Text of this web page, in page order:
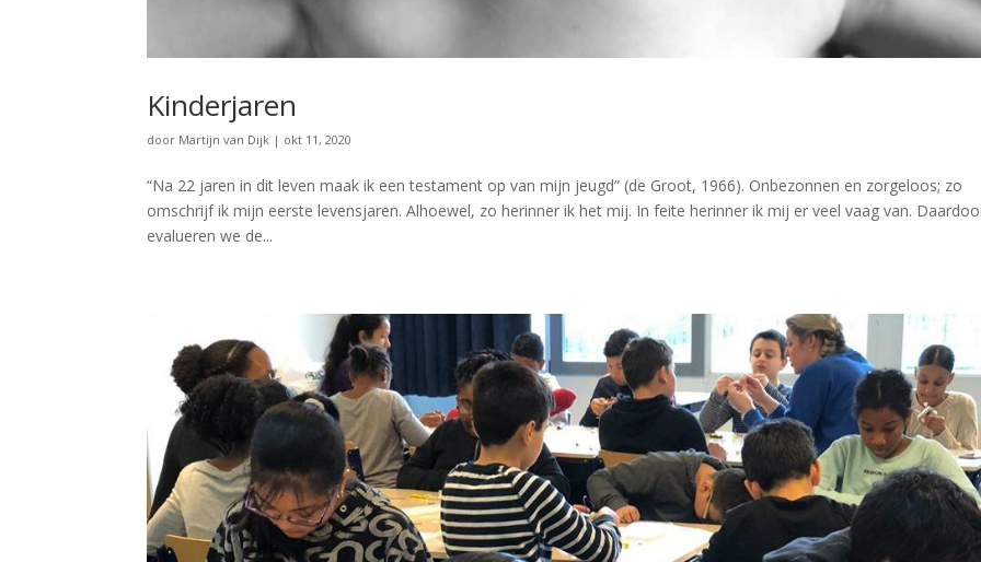
Kinderjaren
door Martijn van Dijk | okt 11, 2020
“Na 22 jaren in dit leven maak ik een testament op van mijn jeugd” (de Groot, 1966). Onbezonnen en zorgeloos; zo
omschrijf ik mijn eerste levensjaren. Alhoewel, zo herinner ik het mij. In feite herinner ik mij er veel vaag van.
evalueren we de...